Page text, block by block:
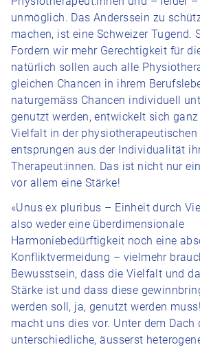
unmöglich. Das Anderssein zu
machen, ist eine Schweizer Tugend.
Fordern wir mehr Gerechtigkeit für
natürlich sollen auch alle
gleichen Chancen in ihrem
naturgemäss Chancen individuell
genutzt werden, entwickelt sich
Vielfalt in der physiotherapeutischen
entsprungen aus der Individualität
Therapeut:innen. Das ist nicht nur
vor allem eine Stärke!
«Unus ex pluribus – Einheit durch
also weder eine überdimensionale
Harmoniebedürftigkeit noch eine
Konfliktvermeidung – vielmehr
Bewusstsein, dass die Vielfalt und
Stärke ist und dass diese
werden soll, ja, genutzt werden
macht uns dies vor. Unter dem Dach
unterschiedliche, äusserst